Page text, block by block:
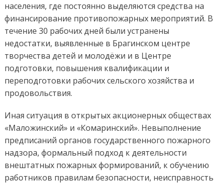
населения, где постоянно выделяются средства на
финансирование противопожарных мероприятий. В
течение 30 рабочих дней были устранены
недостатки, выявленные в Брагинском центре
творчества детей и молодёжи и в Центре
подготовки, повышения квалификации и
переподготовки рабочих сельского хозяйства и
продовольствия.
Иная ситуация в открытых акционерных обществах
«Маложинский» и «Комаринский». Невыполнение
предписаний органов государственного пожарного
надзора, формальный подход к деятельности
внештатных пожарных формирований, к обучению
работников правилам безопасности, неисправность